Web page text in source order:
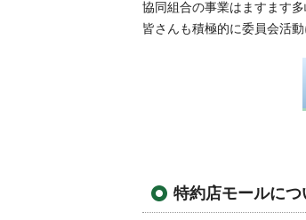
協同組合の事業はますます
皆さんも積極的に委員会活動
特約店モールにつ